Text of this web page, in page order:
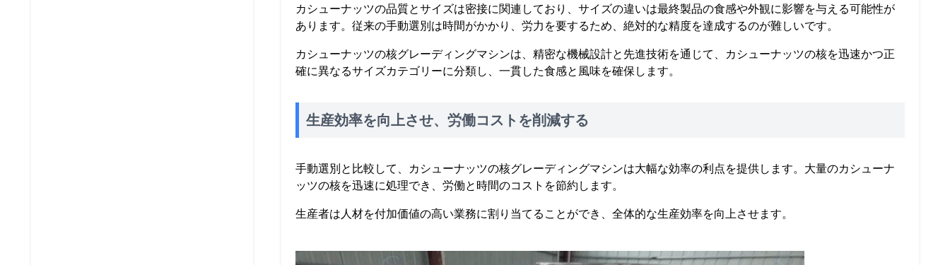
カシューナッツの品質とサイズは密接に関連しており、サイズの違いは最終製品の食感や外観に影響を与える可能性が
あります。従来の手動選別は時間がかかり、労力を要するため、絶対的な精度を達成するのが難しいです。
カシューナッツの核グレーディングマシンは、精密な機械設計と先進技術を通じて、カシューナッツの核を迅速かつ正
確に異なるサイズカテゴリーに分類し、一貫した食感と風味を確保します。
生産効率を向上させ、労働コストを削減する
手動選別と比較して、カシューナッツの核グレーディングマシンは大幅な効率の利点を提供します。大量のカシューナ
ッツの核を迅速に処理でき、労働と時間のコストを節約します。
生産者は人材を付加価値の高い業務に割り当てることができ、全体的な生産効率を向上させます。